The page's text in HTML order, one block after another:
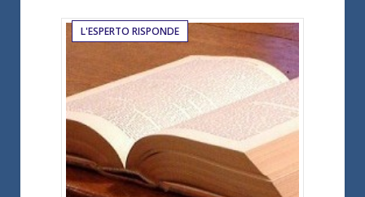
L'ESPERTO RISPONDE